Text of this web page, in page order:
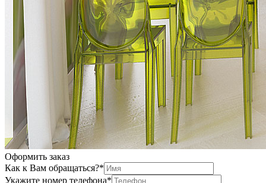
Оформить заказ
Как к Вам обращаться?*
Укажите номер телефона*